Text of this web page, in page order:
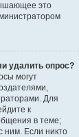
это
удалить опрос?
могут
Для
к
в теме;
ним. Если никто